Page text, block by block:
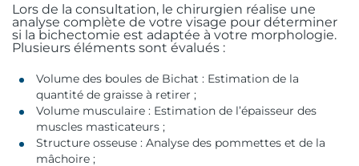
Lors de la consultation, le chirurgien réalise une
analyse complète de votre visage pour déterminer
si la bichectomie est adaptée à votre morphologie.
Plusieurs éléments sont évalués :
Volume des boules de Bichat : Estimation de la
quantité de graisse à retirer ;
Volume musculaire : Estimation de l’épaisseur des
muscles masticateurs ;
Structure osseuse : Analyse des pommettes et de la
mâchoire ;